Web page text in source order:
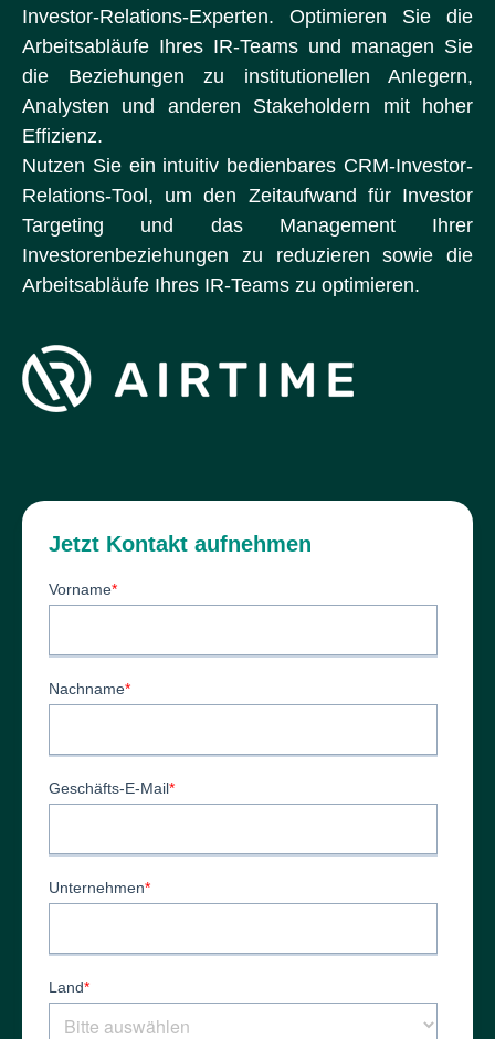
Investor-Relations-Experten. Optimieren Sie die
Arbeitsabläufe Ihres IR-Teams und managen Sie
die Beziehungen zu institutionellen Anlegern,
Analysten und anderen Stakeholdern mit hoher
Effizienz.
Nutzen Sie ein intuitiv bedienbares CRM-Investor-
Relations-Tool, um den Zeitaufwand für Investor
Targeting und das Management Ihrer
Investorenbeziehungen zu reduzieren sowie die
Arbeitsabläufe Ihres IR-Teams zu optimieren.
Jetzt Kontakt aufnehmen